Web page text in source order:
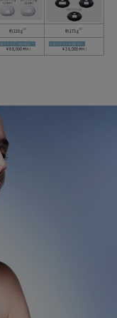
約220g 約275g
￥88,000 ￥38,000